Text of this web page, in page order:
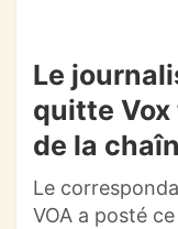
Le
quitte
de la
Le
VOA a posté